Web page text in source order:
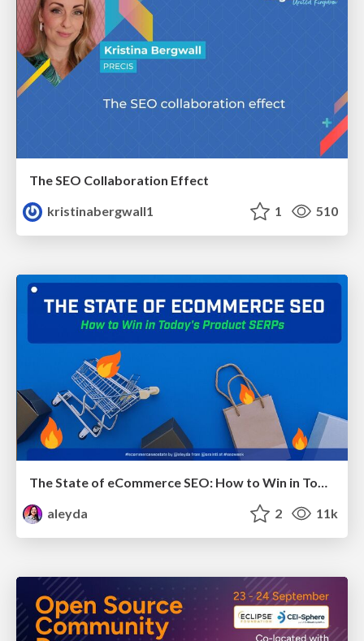
The SEO Collaboration Effect
kristinabergwall1
1 510
The State of eCommerce SEO: How to Win in Today's Products SERPs - #SEOweek
aleyda
2 11k